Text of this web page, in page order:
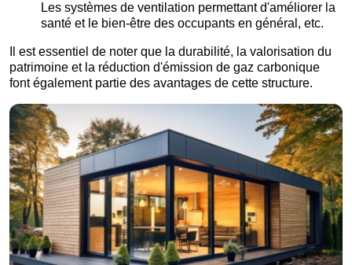
Les systèmes de ventilation permettant d'améliorer la
santé et le bien-être des occupants en général, etc.
Il est essentiel de noter que la durabilité, la valorisation du
patrimoine et la réduction d'émission de gaz carbonique
font également partie des avantages de cette structure.